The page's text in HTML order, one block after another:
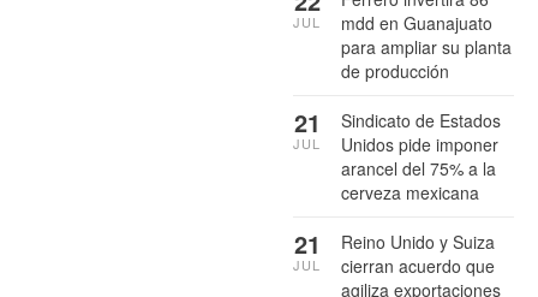
mdd en Guanajuato
para ampliar su planta
de producción
JUL
Sindicato de Estados
Unidos pide imponer
arancel del 75% a la
cerveza mexicana
21
JUL
Reino Unido y Suiza
cierran acuerdo que
agiliza exportaciones
21
JUL